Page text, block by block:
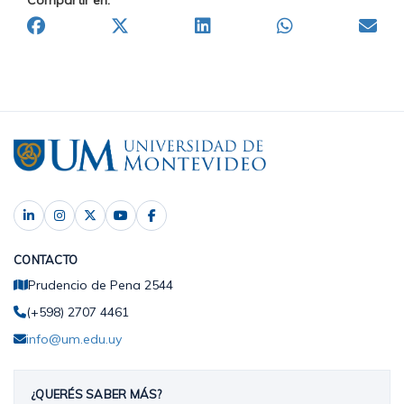
CONTACTO
Prudencio de Pena 2544
(+598) 2707 4461
info@um.edu.uy
¿QUERÉS SABER MÁS?